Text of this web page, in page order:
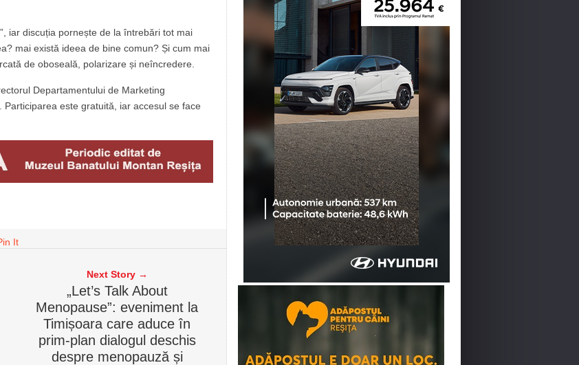
iar discuția pornește de la întrebări tot mai
mai există ideea de bine comun? Și cum mai
de oboseală, polarizare și neîncredere.
Departamentului de Marketing
. Participarea este gratuită, iar accesul se face
It
Next Story →
„Let’s Talk About
Menopause”: eveniment la
Timișoara care aduce în
prim-plan dialogul deschis
despre menopauză și